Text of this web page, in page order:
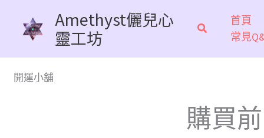
要
Amethyst儷兒心
靈工坊
首頁
常見
開運小舖
購買